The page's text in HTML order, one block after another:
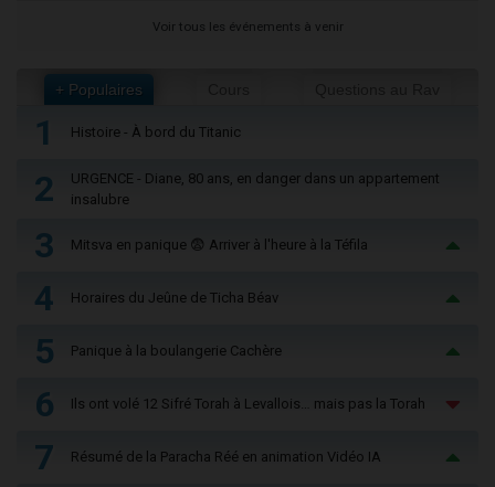
Voir tous les événements à venir
+ Populaires
1 Histoire - À bord du Titanic
2
URGENCE - Diane, 80 ans, en danger dans un appartement
insalubre
3 Mitsva en panique 😨 Arriver à l'heure à la Téfila
4 Horaires du Jeûne de Ticha Béav
5 Panique à la boulangerie Cachère
6 Ils ont volé 12 Sifré Torah à Levallois… mais pas la Torah
7 Résumé de la Paracha Réé en animation Vidéo IA